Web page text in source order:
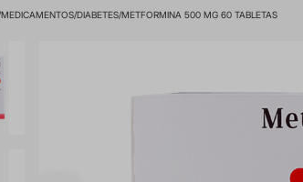
MEDICAMENTOS DIABETES METFORMINA 500 MG 60 TABLETAS